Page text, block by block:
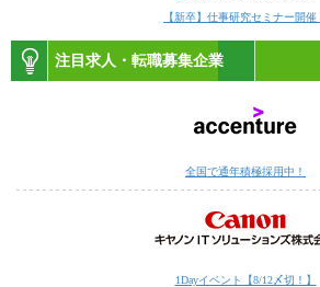
【新卒】仕事研究セミナー開催
注目求人・転職募集企業
全国で通年積極採用中！
1Dayイベント【8/12〆切！】